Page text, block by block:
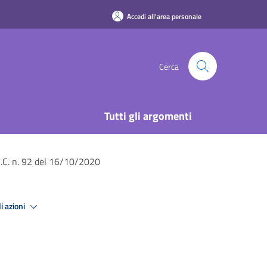
Accedi all'area personale
Cerca
Tutti gli argomenti
n. 92 del 16/10/2020
azioni